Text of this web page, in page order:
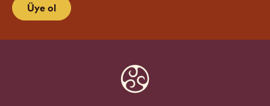
Tutkulu şefler ve zanaatkarlardan oluşan küresel bir